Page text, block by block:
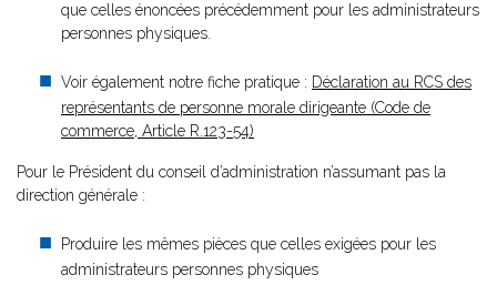
que celles énoncées précédemment pour les administrateurs
personnes physiques.
Voir également notre fiche pratique : Déclaration au RCS des
représentants de personne morale dirigeante (Code de
commerce, Article R.123-54)
Pour le Président du conseil d’administration n’assumant pas la
direction générale :
Produire les mêmes pièces que celles exigées pour les
administrateurs personnes physiques